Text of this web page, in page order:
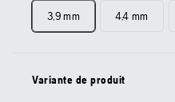
3,9 mm 4,4 mm
Variante de produit